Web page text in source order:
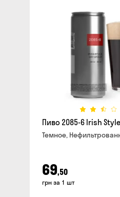
Пиво 2085-6 Irish
Темное,
69,50
грн за 1 шт